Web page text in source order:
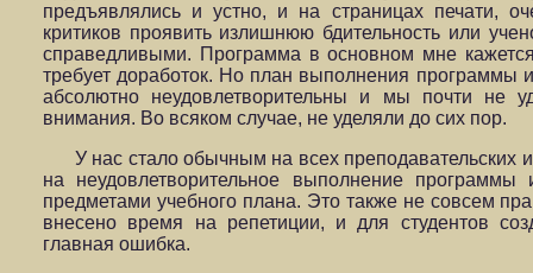
предъявлялись и устно, и на страницах печати,
критиков проявить излишнюю бдительность или
справедливыми. Программа в основном мне
требует доработок. Но план выполнения программы
абсолютно неудовлетворительны и мы почти не
внимания. Во всяком случае, не уделяли до сих пор.
У нас стало обычным на всех преподавательских
на неудовлетворительное выполнение программы
предметами учебного плана. Это также не совсем
внесено время на репетиции, и для студентов
главная ошибка.